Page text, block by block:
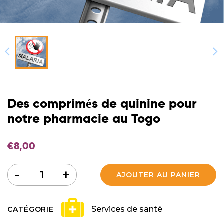
Des comprimés de quinine pour
notre pharmacie au Togo
€8,00
Quantité +
- AJOUTER AU PANIER
CATÉGORIE Services de santé